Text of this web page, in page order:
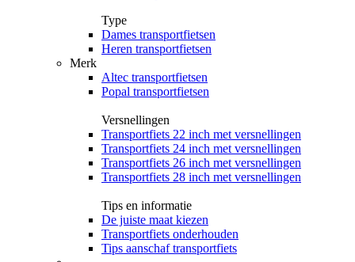
Type
Dames transportfietsen
Heren transportfietsen
Merk
Altec transportfietsen
Popal transportfietsen
Versnellingen
Transportfiets 22 inch met versnellingen
Transportfiets 24 inch met versnellingen
Transportfiets 26 inch met versnellingen
Transportfiets 28 inch met versnellingen
Tips en informatie
De juiste maat kiezen
Transportfiets onderhouden
Tips aanschaf transportfiets